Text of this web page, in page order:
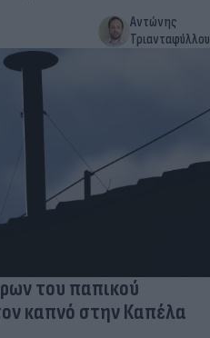
Αντώνης
Τριανταφύλλου
του παπικού
καπνό στην Καπέλα